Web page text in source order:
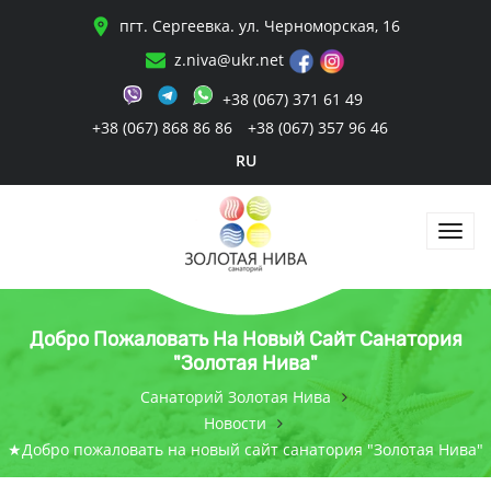
пгт. Сергеевка. ул. Черноморская, 16
z.niva@ukr.net
+38 (067) 371 61 49
+38 (067) 868 86 86
+38 (067) 357 96 46
RU
Добро Пожаловать На Новый Сайт Санатория
"Золотая Нива"
Санаторий Золотая Нива
Новости
★Добро пожаловать на новый сайт санатория "Золотая Нива"